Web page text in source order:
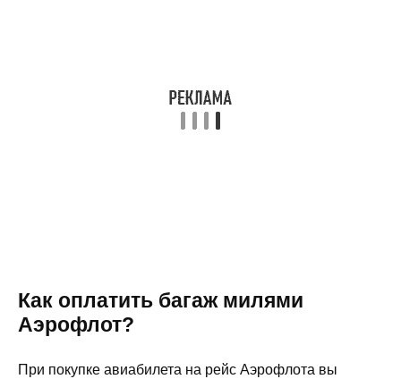
Как оплатить багаж милями
Аэрофлот?
При покупке авиабилета на рейс Аэрофлота вы